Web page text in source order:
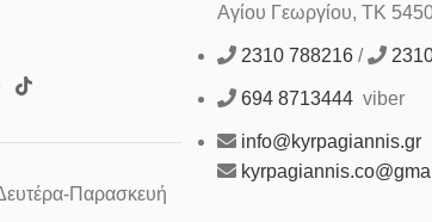
Παρασκευή
Αγίου Γεωργίου, ΤΚ
2310 788216/
694 8713444viber
info@kyrpagiannis.gr